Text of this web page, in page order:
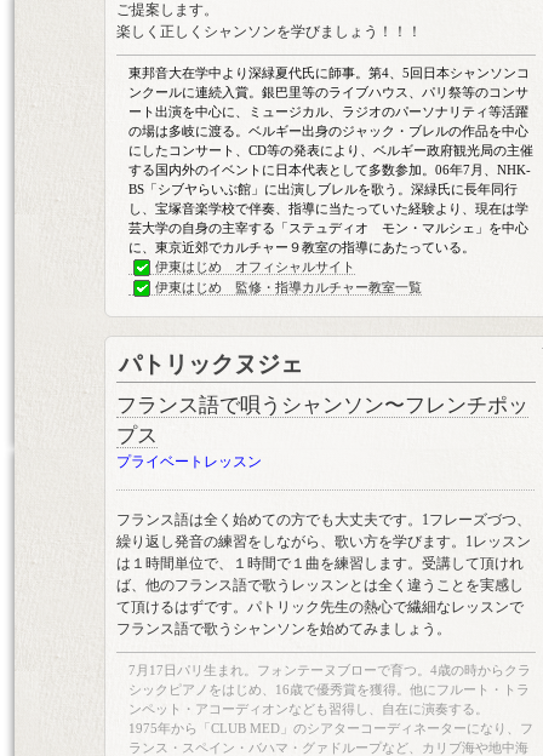
ご提案します。
楽しく正しくシャンソンを学びましょう！！！
東邦音大在学中より深緑夏代氏に師事。第4、5回日本シャンソンコ
ンクールに連続入賞。銀巴里等のライブハウス、パリ祭等のコンサ
ート出演を中心に、ミュージカル、ラジオのパーソナリティ等活躍
の場は多岐に渡る。ベルギー出身のジャック・ブレルの作品を中心
にしたコンサート、CD等の発表により、ベルギー政府観光局の主催
する国内外のイベントに日本代表として多数参加。06年7月、NHK-
BS「シブヤらいぶ館」に出演しブレルを歌う。深緑氏に長年同行
し、宝塚音楽学校で伴奏、指導に当たっていた経験より、現在は学
芸大学の自身の主宰する「ステュディオ モン・マルシェ」を中心
に、東京近郊でカルチャー９教室の指導にあたっている。
伊東はじめ オフィシャルサイト
伊東はじめ 監修・指導カルチャー教室一覧
パトリックヌジェ
フランス語で唄うシャンソン〜フレンチポッ
プス
プライベートレッスン
フランス語は全く始めての方でも大丈夫です。1フレーズづつ、
繰り返し発音の練習をしながら、歌い方を学びます。1レッスン
は１時間単位で、１時間で１曲を練習します。受講して頂けれ
ば、他のフランス語で歌うレッスンとは全く違うことを実感し
て頂けるはずです。パトリック先生の熱心で繊細なレッスンで
フランス語で歌うシャンソンを始めてみましょう。
7月17日パリ生まれ。フォンテーヌブローで育つ。4歳の時からクラ
シックピアノをはじめ、16歳で優秀賞を獲得。他にフルート・トラ
ンペット・アコーディオンなども習得し、自在に演奏する。
1975年から「CLUB MED」のシアターコーディネーターになり、フ
ランス・スペイン・バハマ・グァドループなど、カリブ海や地中海